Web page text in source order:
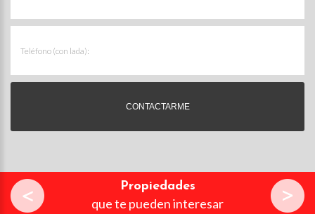
Propiedades
que te pueden interesar